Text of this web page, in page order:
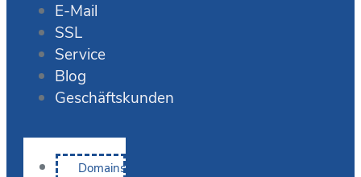
E-Mail
SSL
Service
Blog
Geschäftskunden
Domains